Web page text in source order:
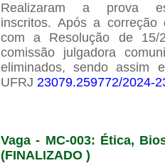
Realizaram a prova
inscritos. Após a
com a Resolução de 15/
comissão julgadora
eliminados, sendo assim
UFRJ 23079.259772/2024-
Vaga - MC-003: Ética,
(FINALIZADO )